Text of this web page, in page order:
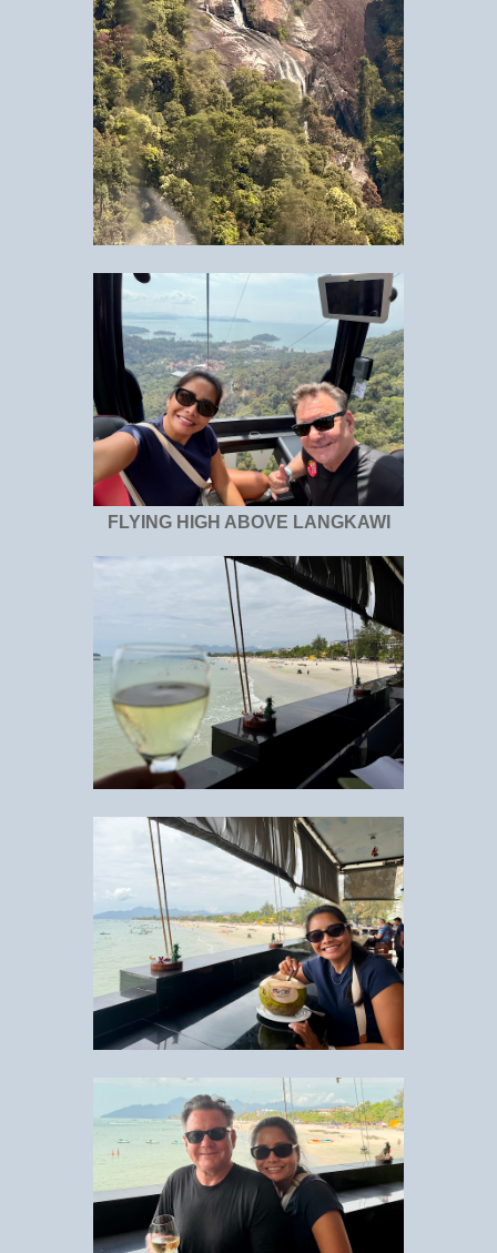
FLYING HIGH ABOVE LANGKAWI